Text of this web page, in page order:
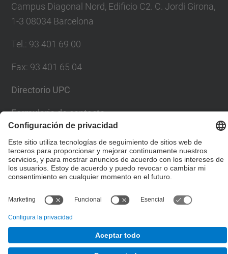
Campus Diagonal Nord, Edificio C2. C. Jordi Girona,
1-3 08034 Barcelona
Tel. : 93 401 69 00
Fax: 93 401 65 04
Directorio UPC
Formulario de contacto
© UPCEscuela Técnica Superior de Ingenieros de Caminos,
Canales y Puertos de Barcelona
Mapa del Sitio
Aviso legal
Configuración de privacidad